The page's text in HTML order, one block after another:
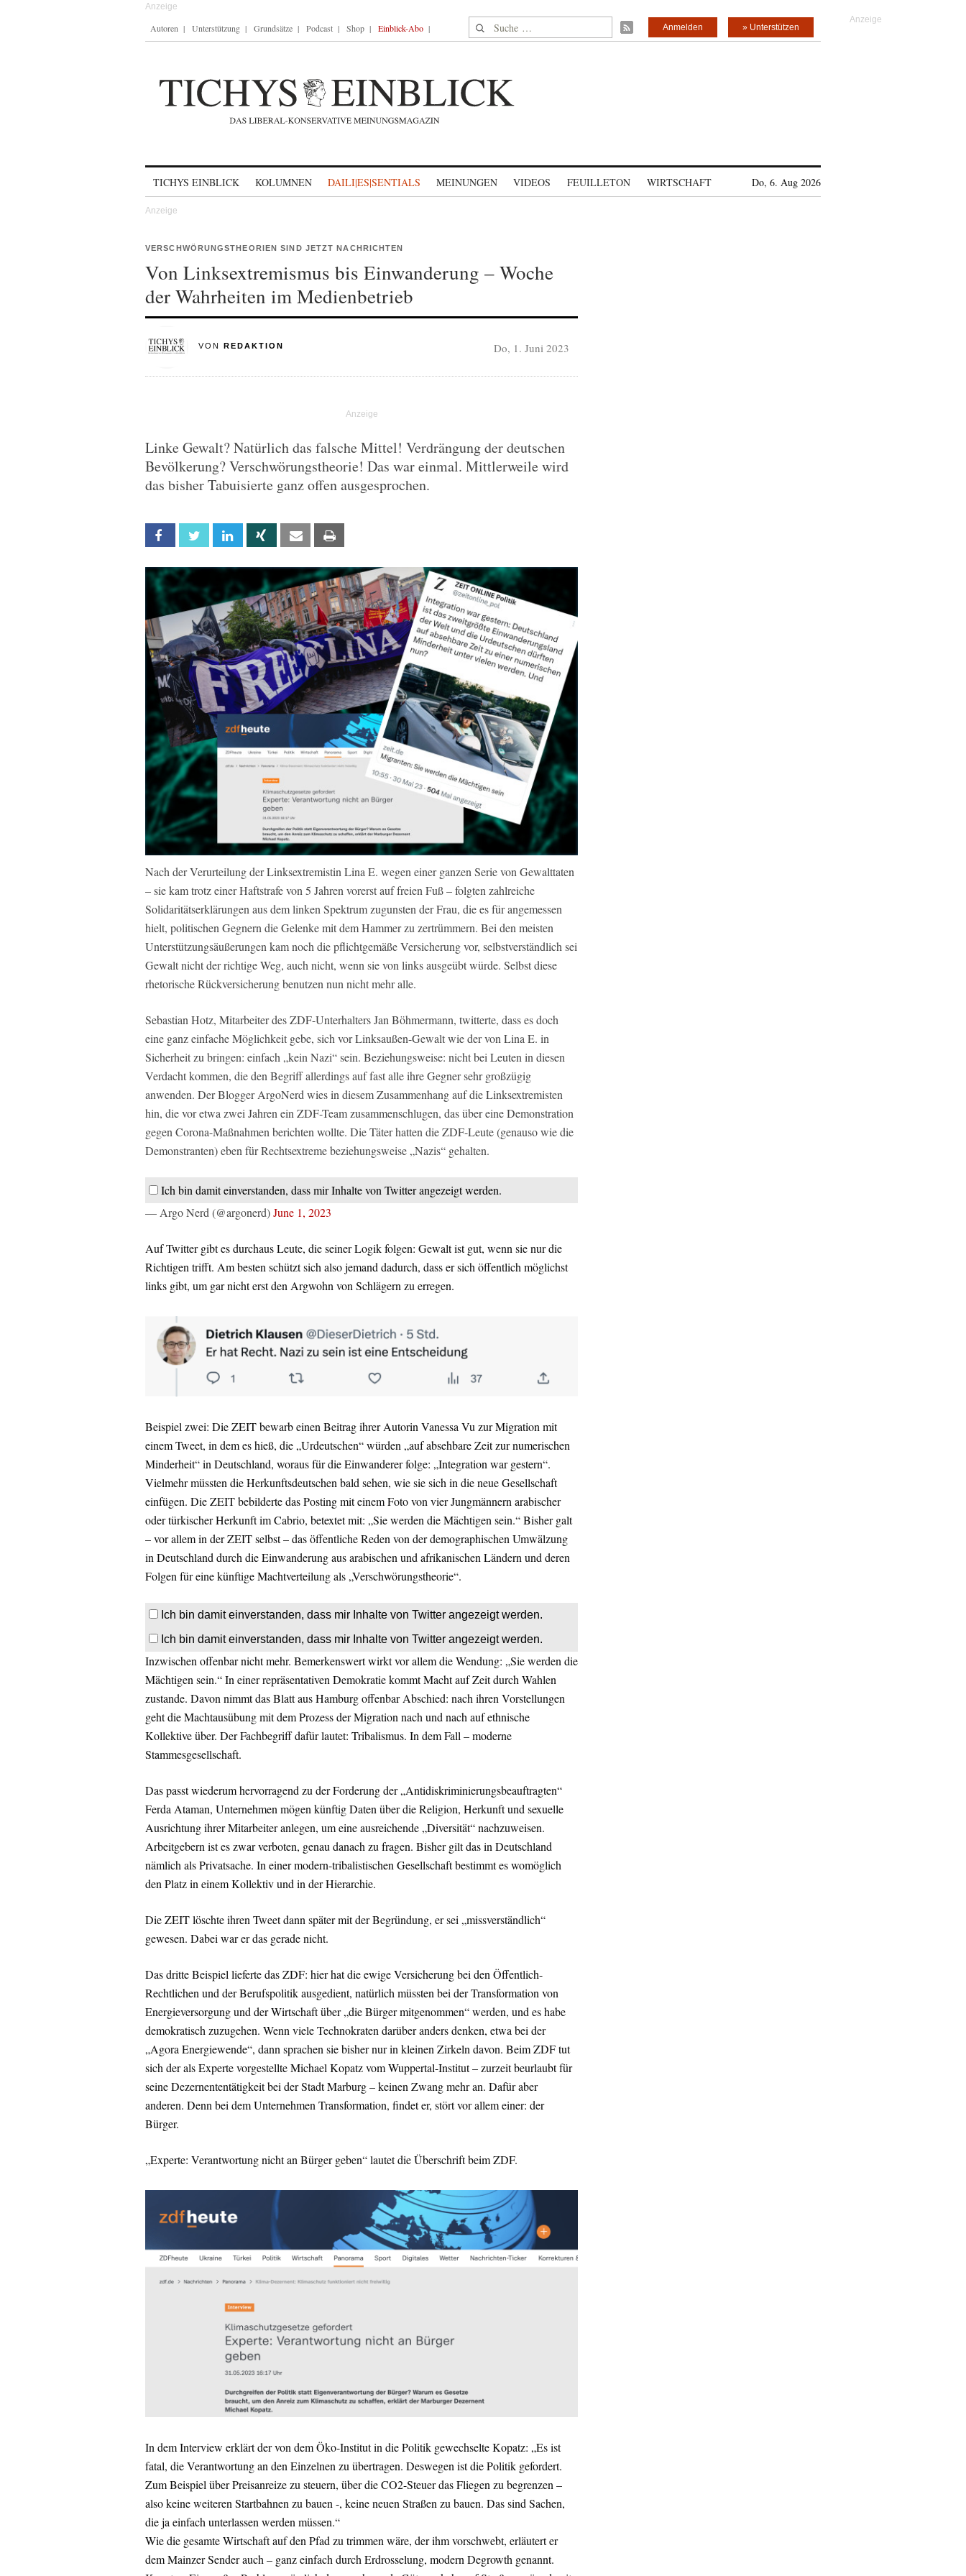
Autoren Unterstützung Grundsätze Podcast Shop Einblick-Abo Suche nach: » Unterstützen
Anmelden
TICHYS EINBLICK KOLUMNEN DAILI|ES|SENTIALS MEINUNGEN VIDEOS FEUILLETON WIRTSCHAFT Do, 6. Aug 2026
VERSCHWÖRUNGSTHEORIEN SIND JETZT NACHRICHTEN
Von Linksextremismus bis Einwanderung – Woche
der Wahrheiten im Medienbetrieb
VON REDAKTION Do, 1. Juni 2023
Linke Gewalt? Natürlich das falsche Mittel! Verdrängung der deutschen
Bevölkerung? Verschwörungstheorie! Das war einmal. Mittlerweile wird
das bisher Tabuisierte ganz offen ausgesprochen.
Facebook Twitter Linkedin Xing Email
Nach der Verurteilung der Linksextremistin Lina E. wegen einer ganzen Serie von Gewalttaten
– sie kam trotz einer Haftstrafe von 5 Jahren vorerst auf freien Fuß – folgten zahlreiche
Solidaritätserklärungen aus dem linken Spektrum zugunsten der Frau, die es für angemessen
hielt, politischen Gegnern die Gelenke mit dem Hammer zu zertrümmern. Bei den meisten
Unterstützungsäußerungen kam noch die pflichtgemäße Versicherung vor, selbstverständlich sei
Gewalt nicht der richtige Weg, auch nicht, wenn sie von links ausgeübt würde. Selbst diese
rhetorische Rückversicherung benutzen nun nicht mehr alle.
Sebastian Hotz, Mitarbeiter des ZDF-Unterhalters Jan Böhmermann, twitterte, dass es doch
eine ganz einfache Möglichkeit gebe, sich vor Linksaußen-Gewalt wie der von Lina E. in
Sicherheit zu bringen: einfach „kein Nazi“ sein. Beziehungsweise: nicht bei Leuten in diesen
Verdacht kommen, die den Begriff allerdings auf fast alle ihre Gegner sehr großzügig
anwenden. Der Blogger ArgoNerd wies in diesem Zusammenhang auf die Linksextremisten
hin, die vor etwa zwei Jahren ein ZDF-Team zusammenschlugen, das über eine Demonstration
gegen Corona-Maßnahmen berichten wollte. Die Täter hatten die ZDF-Leute (genauso wie die
Demonstranten) eben für Rechtsextreme beziehungsweise „Nazis“ gehalten.
Ich bin damit einverstanden, dass mir Inhalte von Twitter angezeigt werden.
— Argo Nerd (@argonerd)June 1, 2023
Auf Twitter gibt es durchaus Leute, die seiner Logik folgen: Gewalt ist gut, wenn sie nur die
Richtigen trifft. Am besten schützt sich also jemand dadurch, dass er sich öffentlich möglichst
links gibt, um gar nicht erst den Argwohn von Schlägern zu erregen.
Beispiel zwei: Die ZEIT bewarb einen Beitrag ihrer Autorin Vanessa Vu zur Migration mit
einem Tweet, in dem es hieß, die „Urdeutschen“ würden „auf absehbare Zeit zur numerischen
Minderheit“ in Deutschland, woraus für die Einwanderer folge: „Integration war gestern“.
Vielmehr müssten die Herkunftsdeutschen bald sehen, wie sie sich in die neue Gesellschaft
einfügen. Die ZEIT bebilderte das Posting mit einem Foto von vier Jungmännern arabischer
oder türkischer Herkunft im Cabrio, betextet mit: „Sie werden die Mächtigen sein.“ Bisher galt
– vor allem in der ZEIT selbst – das öffentliche Reden von der demographischen Umwälzung
in Deutschland durch die Einwanderung aus arabischen und afrikanischen Ländern und deren
Folgen für eine künftige Machtverteilung als „Verschwörungstheorie“.
Ich bin damit einverstanden, dass mir Inhalte von Twitter angezeigt werden.
Ich bin damit einverstanden, dass mir Inhalte von Twitter angezeigt werden.
Inzwischen offenbar nicht mehr. Bemerkenswert wirkt vor allem die Wendung: „Sie werden die
Mächtigen sein.“ In einer repräsentativen Demokratie kommt Macht auf Zeit durch Wahlen
zustande. Davon nimmt das Blatt aus Hamburg offenbar Abschied: nach ihren Vorstellungen
geht die Machtausübung mit dem Prozess der Migration nach und nach auf ethnische
Kollektive über. Der Fachbegriff dafür lautet: Tribalismus. In dem Fall – moderne
Stammesgesellschaft.
Das passt wiederum hervorragend zu der Forderung der „Antidiskriminierungsbeauftragten“
Ferda Ataman, Unternehmen mögen künftig Daten über die Religion, Herkunft und sexuelle
Ausrichtung ihrer Mitarbeiter anlegen, um eine ausreichende „Diversität“ nachzuweisen.
Arbeitgebern ist es zwar verboten, genau danach zu fragen. Bisher gilt das in Deutschland
nämlich als Privatsache. In einer modern-tribalistischen Gesellschaft bestimmt es womöglich
den Platz in einem Kollektiv und in der Hierarchie.
Die ZEIT löschte ihren Tweet dann später mit der Begründung, er sei „missverständlich“
gewesen. Dabei war er das gerade nicht.
Das dritte Beispiel lieferte das ZDF: hier hat die ewige Versicherung bei den Öffentlich-
Rechtlichen und der Berufspolitik ausgedient, natürlich müssten bei der Transformation von
Energieversorgung und der Wirtschaft über „die Bürger mitgenommen“ werden, und es habe
demokratisch zuzugehen. Wenn viele Technokraten darüber anders denken, etwa bei der
„Agora Energiewende“, dann sprachen sie bisher nur in kleinen Zirkeln davon. Beim ZDF tut
sich der als Experte vorgestellte Michael Kopatz vom Wuppertal-Institut – zurzeit beurlaubt für
seine Dezernententätigkeit bei der Stadt Marburg – keinen Zwang mehr an. Dafür aber
anderen. Denn bei dem Unternehmen Transformation, findet er, stört vor allem einer: der
Bürger.
„Experte: Verantwortung nicht an Bürger geben“ lautet die Überschrift beim ZDF.
In dem Interview erklärt der von dem Öko-Institut in die Politik gewechselte Kopatz: „Es ist
fatal, die Verantwortung an den Einzelnen zu übertragen. Deswegen ist die Politik gefordert.
Zum Beispiel über Preisanreize zu steuern, über die CO2-Steuer das Fliegen zu begrenzen –
also keine weiteren Startbahnen zu bauen -, keine neuen Straßen zu bauen. Das sind Sachen,
die ja einfach unterlassen werden müssen.“
Wie die gesamte Wirtschaft auf den Pfad zu trimmen wäre, der ihm vorschwebt, erläutert er
dem Mainzer Sender auch – ganz einfach durch Erdrosselung, modern Degrowth genannt.